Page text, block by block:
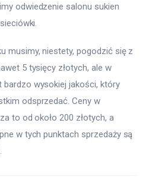
odwiedzenie salonu sukien
musimy, niestety, pogodzić się z
5 tysięcy złotych, ale w
wysokiej jakości, który
odsprzedać. Ceny w
to od około 200 złotych, a
w tych punktach sprzedaży są